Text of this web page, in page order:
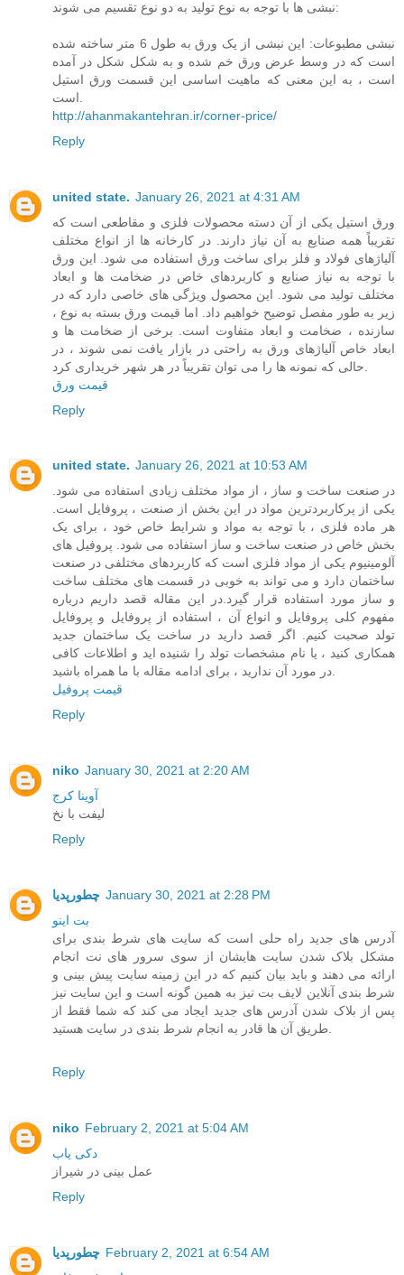
نبشی ها با توجه به نوع تولید به دو نوع تقسیم می شوند:
نبشی مطبوعات: این نبشی از یک ورق به طول 6 متر ساخته شده
است که در وسط عرض ورق خم شده و به شکل شکل در آمده
است ، به این معنی که ماهیت اساسی این قسمت ورق استیل
http://ahanmakantehran.ir/corner-price/
Reply
united state. January 26, 2021 at 4:31 AM
ورق استیل یکی از آن دسته محصولات فلزی و مقاطعی است که
تقریباً همه صنایع به آن نیاز دارند. در کارخانه ها از انواع مختلف
آلیاژهای فولاد و فلز برای ساخت ورق استفاده می شود. این ورق
با توجه به نیاز صنایع و کاربردهای خاص در ضخامت ها و ابعاد
مختلف تولید می شود. این محصول ویژگی های خاصی دارد که در
زیر به طور مفصل توضیح خواهیم داد. اما قیمت ورق بسته به نوع ،
سازنده ، ضخامت و ابعاد متفاوت است. برخی از ضخامت ها و
ابعاد خاص آلیاژهای ورق به راحتی در بازار یافت نمی شوند ، در
قیمت ورق
Reply
united state. January 26, 2021 at 10:53 AM
در صنعت ساخت و ساز ، از مواد مختلف زیادی استفاده می شود.
یکی از پرکاربردترین مواد در این بخش از صنعت ، پروفایل است.
هر ماده فلزی ، با توجه به مواد و شرایط خاص خود ، برای یک
بخش خاص در صنعت ساخت و ساز استفاده می شود. پروفیل های
آلومینیوم یکی از مواد فلزی است که کاربردهای مختلفی در صنعت
ساختمان دارد و می تواند به خوبی در قسمت های مختلف ساخت
و ساز مورد استفاده قرار گیرد.در این مقاله قصد داریم درباره
مفهوم کلی پروفایل و انواع آن ، استفاده از پروفایل و پروفایل
تولد صحبت کنیم. اگر قصد دارید در ساخت یک ساختمان جدید
همکاری کنید ، یا نام مشخصات تولد را شنیده اید و اطلاعات کافی
در مورد آن ندارید ، برای ادامه مقاله با ما همراه باشید.
قیمت پروفیل
Reply
niko January 30, 2021 at 2:20 AM
آوینا کرج
لیفت با نخ
Reply
چطورپدیا January 30, 2021 at 2:28 PM
بت اینو
آدرس های جدید راه حلی است که سایت های شرط بندی برای
مشکل بلاک شدن سایت هایشان از سوی سرور های نت انجام
ارائه می دهند و باید بیان کنیم که در این زمینه سایت پیش بینی و
شرط بندی آنلاین لایف بت نیز به همین گونه است و این سایت نیز
پس از بلاک شدن آدرس های جدید ایجاد می کند که شما فقط از
طریق آن ها قادر به انجام شرط بندی در سایت هستید.
Reply
niko February 2, 2021 at 5:04 AM
دکی یاب
عمل بینی در شیراز
Reply
چطورپدیا February 2, 2021 at 6:54 AM